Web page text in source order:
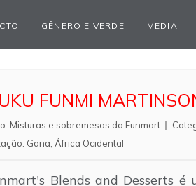
GÊNERO E VERDE MEDIA
FUNMI
Misturas e sobremesas do Funmart
Gana África Ocidental
Blends and Desserts é